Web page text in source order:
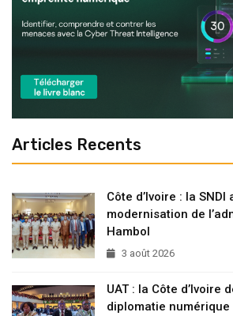
Articles Recents
Côte d’Ivoire : la
modernisation de
Hambol
3 août 2026
UAT : la Côte d’Ivoire
diplomatie numérique